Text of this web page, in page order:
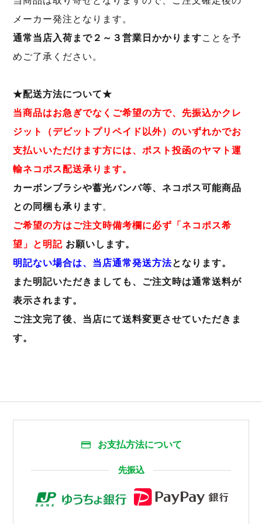
メーカー発注となります。
通常当店入荷まで２～３営業日かかりますことを予
めご了承ください。
★配送方法について★
当商品はお急ぎでなくご希望の方で、先振込かクレ
ジット（デビットプリペイド以外）のいずれかでお
支払いいただけます方には、ポスト投函のヤマト運
輸ネコポス配送承ります。
カーボンブラシや蓄光バンパ等、ネコポス可能商品
との同梱も承ります。
ご希望の方はご注文時備考欄に必ず「ネコポス希
望」と明記 お願いします。
明記ない場合は、当店通常発送方法となります。
また明記いただきましても、ご注文時は通常送料が
表示されます。
ご注文完了後、当店にて送料変更させていただきま
す。
お支払方法について
先振込